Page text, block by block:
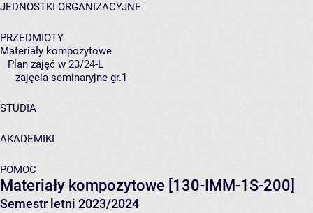
JEDNOSTKI ORGANIZACYJNE
PRZEDMIOTY
Materiały kompozytowe
Plan zajęć w 23/24-L
zajęcia seminaryjne gr.1
STUDIA
AKADEMIKI
POMOC
Materiały kompozytowe [130-IMM-1S-200]
Semestr letni 2023/2024